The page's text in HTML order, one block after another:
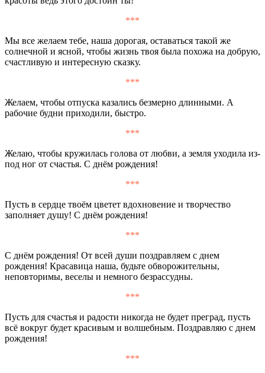
***
Мы все желаем тебе, наша дорогая, оставаться такой же
солнечной и ясной, чтобы жизнь твоя была похожа на добрую,
счастливую и интересную сказку.
***
Желаем, чтобы отпуска казались безмерно длинными. А
рабочие будни приходили, быстро.
***
Желаю, чтобы кружилась голова от любви, а земля уходила из-
под ног от счастья. С днём рождения!
***
Пусть в сердце твоём цветет вдохновение и творчество
заполняет душу! С днём рождения!
***
С днём рождения! От всей души поздравляем с днем
рождения! Красавица наша, будьте обворожительны,
неповторимы, веселы и немного безрассудны.
***
Пусть для счастья и радости никогда не будет преград, пусть
всё вокруг будет красивым и волшебным. Поздравляю с днем
рождения!
***